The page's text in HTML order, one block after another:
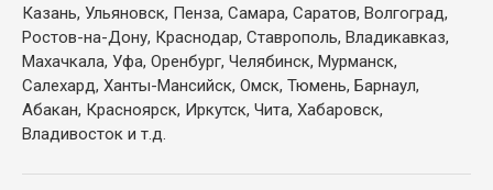
Казань, Ульяновск, Пенза, Самара, Саратов, Волгоград,
Ростов-на-Дону, Краснодар, Ставрополь, Владикавказ,
Махачкала, Уфа, Оренбург, Челябинск, Мурманск,
Салехард, Ханты-Мансийск, Омск, Тюмень, Барнаул,
Абакан, Красноярск, Иркутск, Чита, Хабаровск,
Владивосток и т.д.